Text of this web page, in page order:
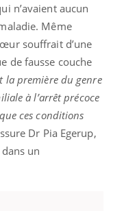
n’avaient aucun
Même
souffrait d’une
de fausse couche
la première du genre
à l’arrêt précoce
ces conditions
Dr Pia Egerup,
un